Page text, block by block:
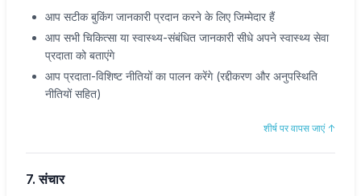
आप सटीक बुकिंग जानकारी प्रदान करने के लिए जिम्मेदार हैं
आप सभी चिकित्सा या स्वास्थ्य-संबंधित जानकारी सीधे अपने स्वास्थ्य सेवा
प्रदाता को बताएंगे
आप प्रदाता-विशिष्ट नीतियों का पालन करेंगे (रद्दीकरण और अनुपस्थिति
नीतियों सहित)
शीर्ष पर वापस जाएं↑
7. संचार